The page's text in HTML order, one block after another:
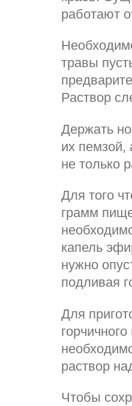
работают
травы
Раствор
Держать
их пемзой,
не только
Для того
грамм
капель
нужно
подливая
Для
раствор
Чтобы